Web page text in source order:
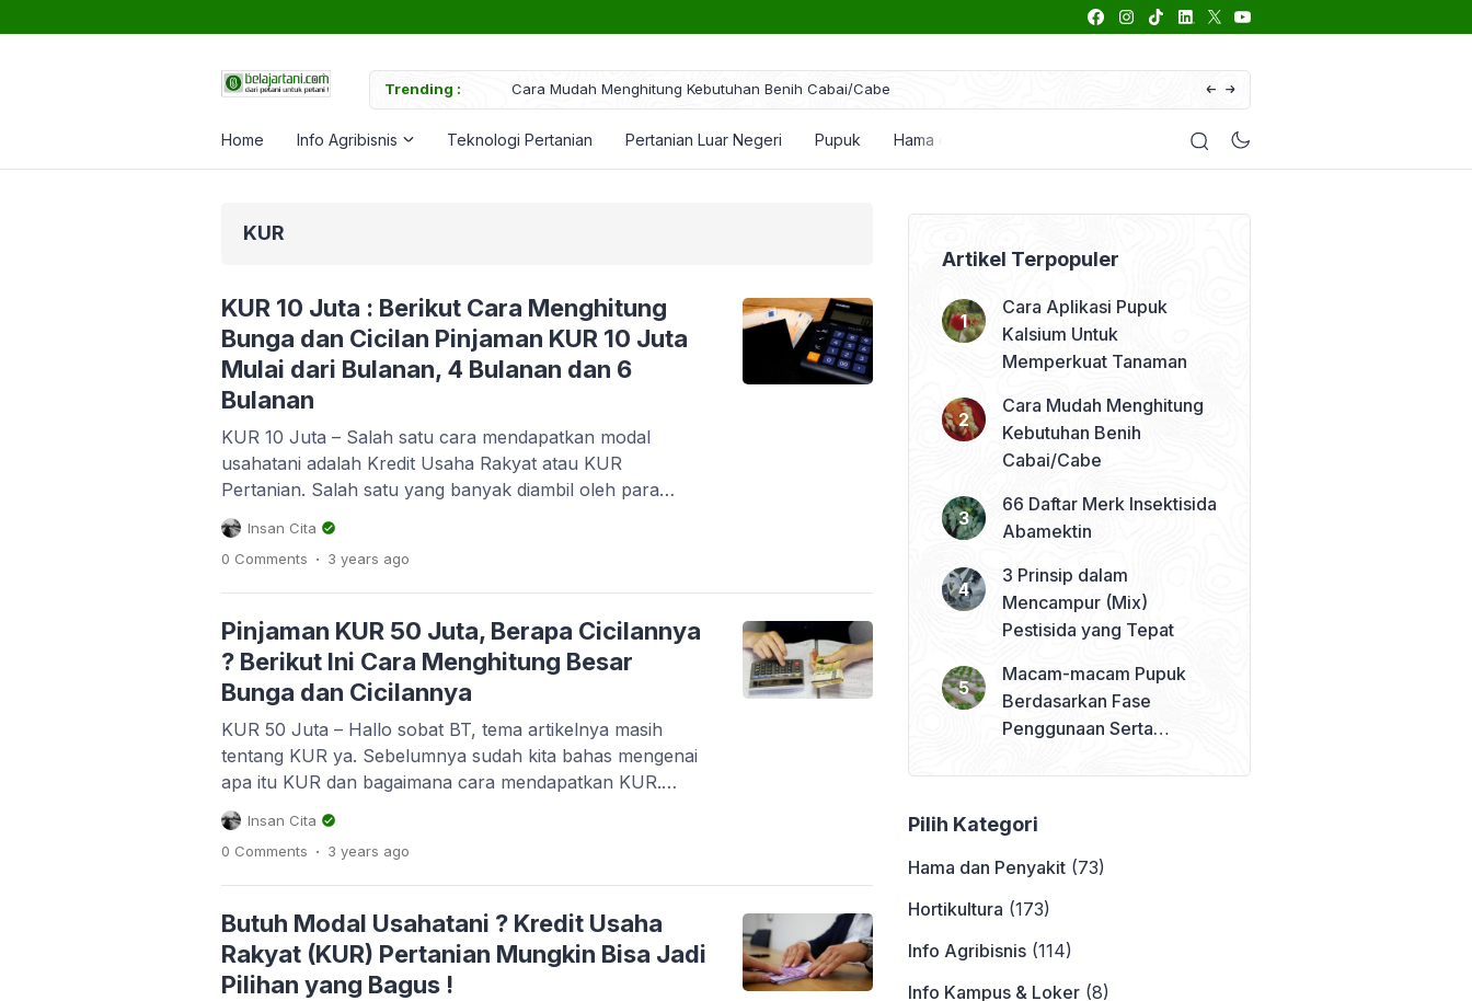
Trending : Cara Mudah Menghitung Kebutuhan Benih Cabai/Cabe 66 Daftar Merk Insektisida Abamektin
Home Info Agribisnis Teknologi Pertanian Pertanian Luar Negeri Pupuk Hama dan Penyakit Manfaat Tanaman
KUR
KUR 10 Juta : Berikut Cara Menghitung
Bunga dan Cicilan Pinjaman KUR 10 Juta
Mulai dari Bulanan, 4 Bulanan dan 6
Bulanan
KUR 10 Juta – Salah satu cara mendapatkan modal
usahatani adalah Kredit Usaha Rakyat atau KUR
Pertanian. Salah satu yang banyak diambil oleh para
debitur yaitu nominal pinjaman 10 juta. Pada artikel
sebelumnya pernah kita bahas mengenai pinjaman KUR
50 juta, beserta cara menghitung besar bunga sekaligus
cicilannya. Nah, kali ini kita akan membahas mengenai […]
Insan Cita
0 Comments . 3 years ago
Pinjaman KUR 50 Juta, Berapa Cicilannya
? Berikut Ini Cara Menghitung Besar
Bunga dan Cicilannya
KUR 50 Juta – Hallo sobat BT, tema artikelnya masih
tentang KUR ya. Sebelumnya sudah kita bahas mengenai
apa itu KUR dan bagaimana cara mendapatkan KUR.
Artikelnya bisa anda baca berikut >> Butuh Modal
Usahatani ? Kredit Usaha Rakyat (KUR) Pertanian
Mungkin Bisa Jadi Pilihan yang Bagus !. Kemudian lanjut
juga dengan membahas tentang perbedaan […]
Insan Cita
0 Comments . 3 years ago
Butuh Modal Usahatani ? Kredit Usaha
Rakyat (KUR) Pertanian Mungkin Bisa Jadi
Pilihan yang Bagus !
Artikel Terpopuler
Cara Aplikasi Pupuk
Kalsium Untuk
Memperkuat Tanaman
Cara Mudah Menghitung
Kebutuhan Benih
Cabai/Cabe
66 Daftar Merk Insektisida
Abamektin
3 Prinsip dalam
Mencampur (Mix)
Pestisida yang Tepat
Macam-macam Pupuk
Berdasarkan Fase
Penggunaan Serta
Pilih Kategori
Hama dan Penyakit(73)
Hortikultura (173)
Info Agribisnis(114)
Info Kampus & Loker(8)